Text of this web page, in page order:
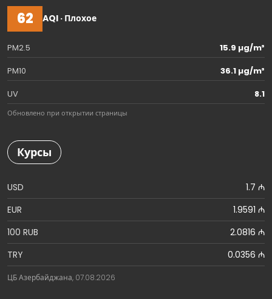
62 AQI · Плохое
PM2.5
15.9 µg/m³
PM10
36.1 µg/m³
UV
8.1
Обновлено при открытии страницы
Курсы
USD
1.7 ₼
EUR
1.9591 ₼
100 RUB
2.0816 ₼
TRY
0.0356 ₼
ЦБ Азербайджана, 07.08.2026